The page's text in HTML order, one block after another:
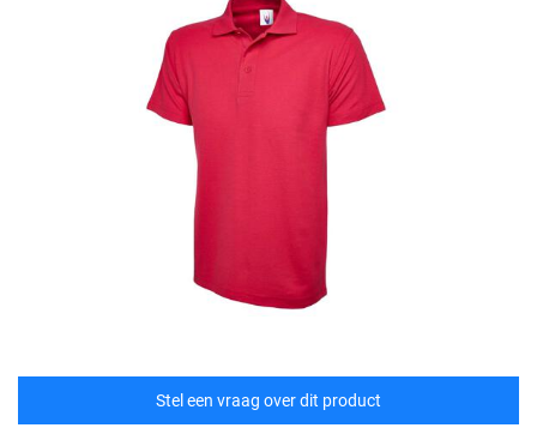
Stel een vraag over dit product